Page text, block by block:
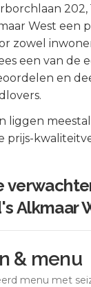
202,
West een
zowel
een van de
en
liggen meestal
prijs-
Alkmaar
& menu
menu met